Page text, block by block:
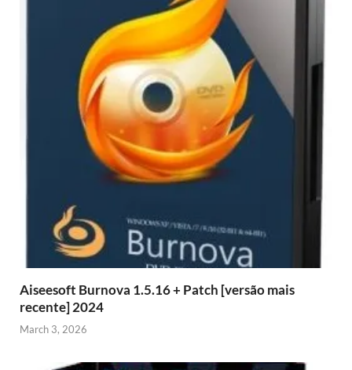
Aiseesoft Burnova 1.5.16 + Patch [versão mais
recente] 2024
March 3, 2026